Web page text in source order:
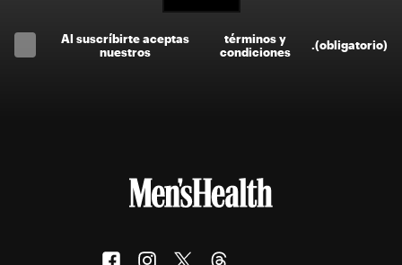
Al suscríbirte aceptas
nuestros
términos y
condiciones
.(obligatorio)